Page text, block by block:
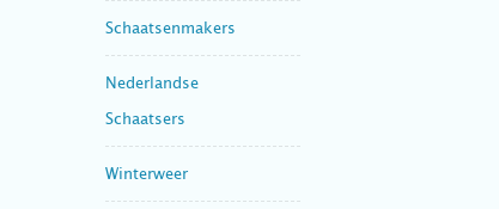
Schaatsenmakers
Nederlandse
Schaatsers
Winterweer